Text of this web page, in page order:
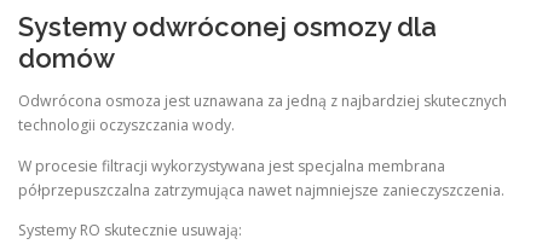
Systemy odwróconej osmozy dla
domów
Odwrócona osmoza jest uznawana za jedną z najbardziej skutecznych
technologii oczyszczania wody.
W procesie filtracji wykorzystywana jest specjalna membrana
półprzepuszczalna zatrzymująca nawet najmniejsze zanieczyszczenia.
Systemy RO skutecznie usuwają: